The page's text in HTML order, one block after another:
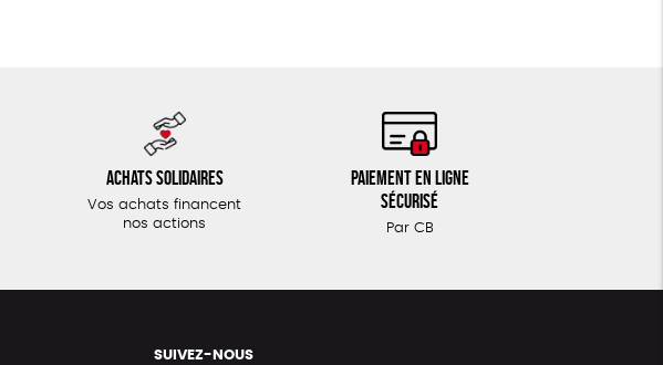
Achats solidaires
Vos achats financent
nos actions
Paiement en ligne
sécurisé
Par CB
SUIVEZ-NOUS